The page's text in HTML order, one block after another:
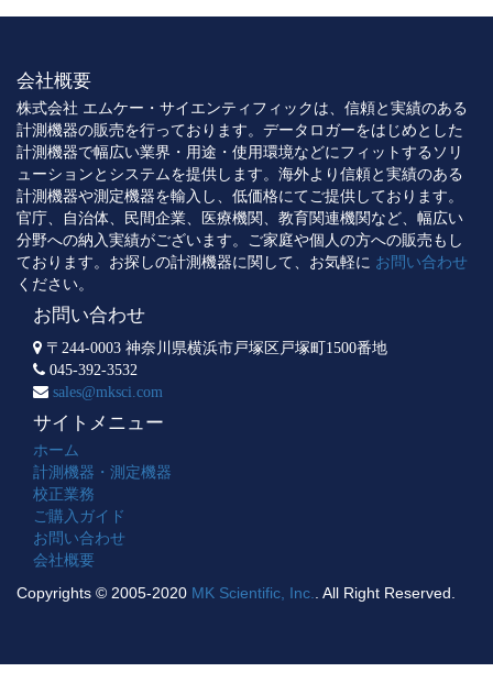
会社概要
株式会社 エムケー・サイエンティフィックは、信頼と実績のある
計測機器の販売を行っております。データロガーをはじめとした
計測機器で幅広い業界・用途・使用環境などにフィットするソリ
ューションとシステムを提供します。海外より信頼と実績のある
計測機器や測定機器を輸入し、低価格にてご提供しております。
官庁、自治体、民間企業、医療機関、教育関連機関など、幅広い
分野への納入実績がございます。ご家庭や個人の方への販売もし
ております。お探しの計測機器に関して、お気軽に お問い合わせ
ください。
お問い合わせ
〒244-0003 神奈川県横浜市戸塚区戸塚町1500番地
045-392-3532
sales@mksci.com
サイトメニュー
ホーム
計測機器・測定機器
校正業務
ご購入ガイド
お問い合わせ
会社概要
Copyrights © 2005-2020 MK Scientific, Inc. . All Right Reserved.